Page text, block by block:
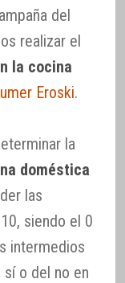
del
realizar el
la cocina
Eroski.
la
doméstica
las
siendo el 0
intermedios
o del no en